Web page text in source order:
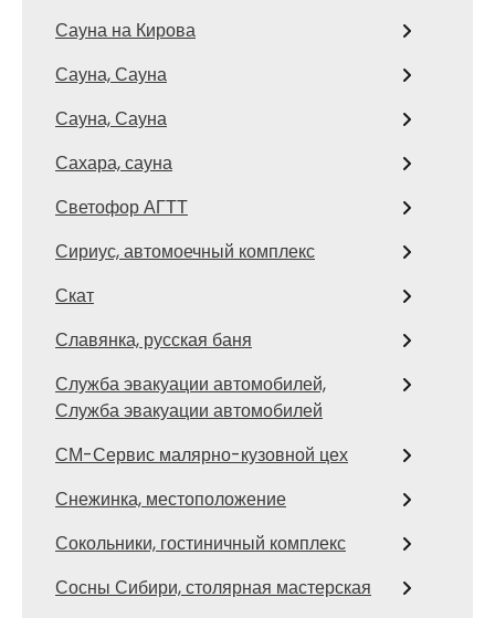
Сауна на Кирова
Сауна, Сауна
Сауна, Сауна
Сахара, сауна
Светофор АГТТ
Сириус, автомоечный комплекс
Скат
Славянка, русская баня
Служба эвакуации автомобилей,
Служба эвакуации автомобилей
СМ-Сервис малярно-кузовной цех
Снежинка, местоположение
Сокольники, гостиничный комплекс
Сосны Сибири, столярная мастерская